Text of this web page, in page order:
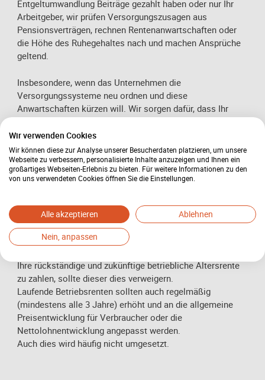
Entgeltumwandlung Beiträge gezahlt haben oder nur Ihr
Arbeitgeber, wir prüfen Versorgungszusagen aus
Pensionsverträgen, rechnen Rentenanwartschaften oder
die Höhe des Ruhegehaltes nach und machen Ansprüche
geltend.
Insbesondere, wenn das Unternehmen die
Versorgungssysteme neu ordnen und diese
Anwartschaften kürzen will. Wir sorgen dafür, dass Ihr
Versorgungsordnung zum Nachteil der Arbeitnehmer und
Versorgungsanwärter falsch ausgelegt. Dabei klären
unsere Fachanwälte für Arbeitsrecht für Sie oder auch für
zu beteiligende Betriebsräte auch grundsätzliche
Rechtsfragen bis hin zum Bundesarbeitsgericht.
Für den Fall einer Insolvenz des Unternehmens ist ein
Ausfall der Betriebsrente vom Arbeitgeber in der Regel
beim Pensions-Sicherungs-Verein (PSV-AG) zu versichern.
Ihre rückständige und zukünftige betriebliche Altersrente
zu zahlen, sollte dieser dies verweigern.
Laufende Betriebsrenten sollten auch regelmäßig
(mindestens alle 3 Jahre) erhöht und an die allgemeine
Preisentwicklung für Verbraucher oder die
Nettolohnentwicklung angepasst werden.
Auch dies wird häufig nicht umgesetzt.
Wir verwenden Cookies
Wir können diese zur Analyse unserer Besucherdaten platzieren, um unsere
Webseite zu verbessern, personalisierte Inhalte anzuzeigen und Ihnen ein
großartiges Webseiten-Erlebnis zu bieten. Für weitere Informationen zu den
von uns verwendeten Cookies öffnen Sie die Einstellungen.
Alle akzeptieren
Ablehnen
Nein, anpassen